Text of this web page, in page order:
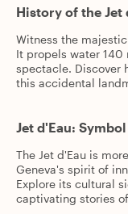
History of the Jet
Witness the
It propels water
spectacle. Discover
this accidental
Jet d'Eau:
The Jet d'Eau is
Geneva's spirit of
Explore its cultural
captivating stories